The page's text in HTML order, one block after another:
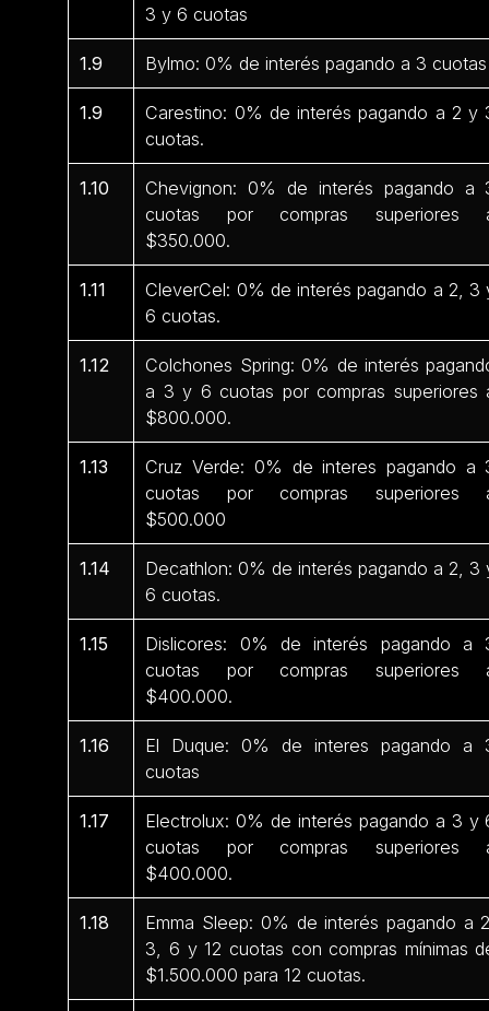
3 y 6 cuotas
1.9 Bylmo: 0% de interés pagando a 3 cuotas
1.9
Carestino: 0% de interés pagando a 2 y
cuotas.
1.10
Chevignon: 0% de interés pagando a
cuotas por compras superiores
$350.000.
1.11
CleverCel: 0% de interés pagando a 2, 3
6 cuotas.
1.12
Colchones Spring: 0% de interés
a 3 y 6 cuotas por compras superiores
$800.000.
1.13
Cruz Verde: 0% de interes pagando a
cuotas por compras superiores
$500.000
1.14
Decathlon: 0% de interés pagando a 2, 3
6 cuotas.
1.15
Dislicores: 0% de interés pagando a
cuotas por compras superiores
$400.000.
1.16
El Duque: 0% de interes pagando a
cuotas
1.17
Electrolux: 0% de interés pagando a 3 y
cuotas por compras superiores
$400.000.
1.18
Emma Sleep: 0% de interés pagando a
3, 6 y 12 cuotas con compras mínimas
$1.500.000 para 12 cuotas.